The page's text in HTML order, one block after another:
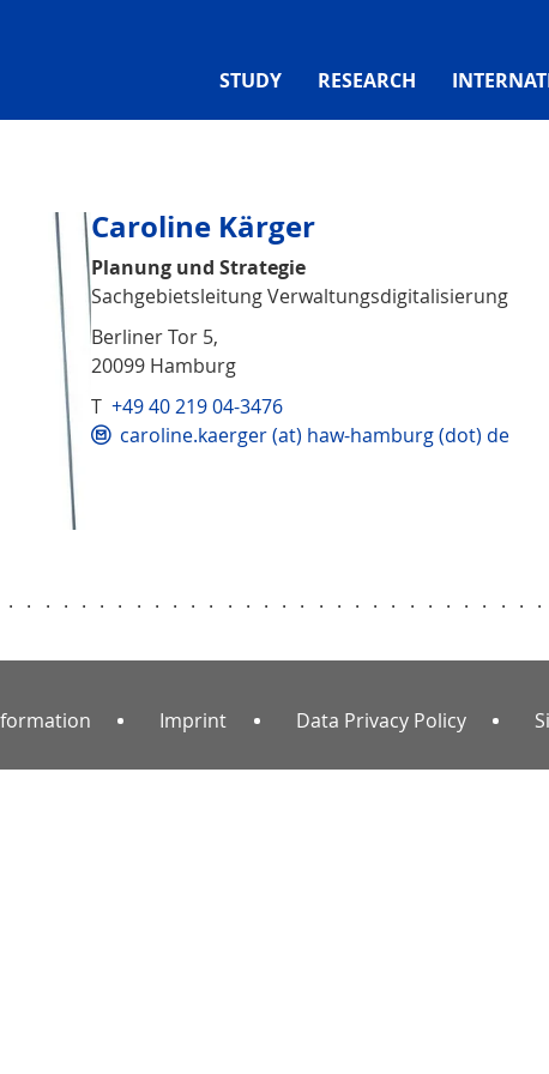
STUDY RESEARCH
Caroline Kärger
Planung und Strategie
Sachgebietsleitung Verwaltungsdigitalisierung
Berliner Tor 5,
20099 Hamburg
T +49 40 219 04-3476
caroline.kaerger (at) haw-hamburg (dot) de
Imprint Data Privacy Policy